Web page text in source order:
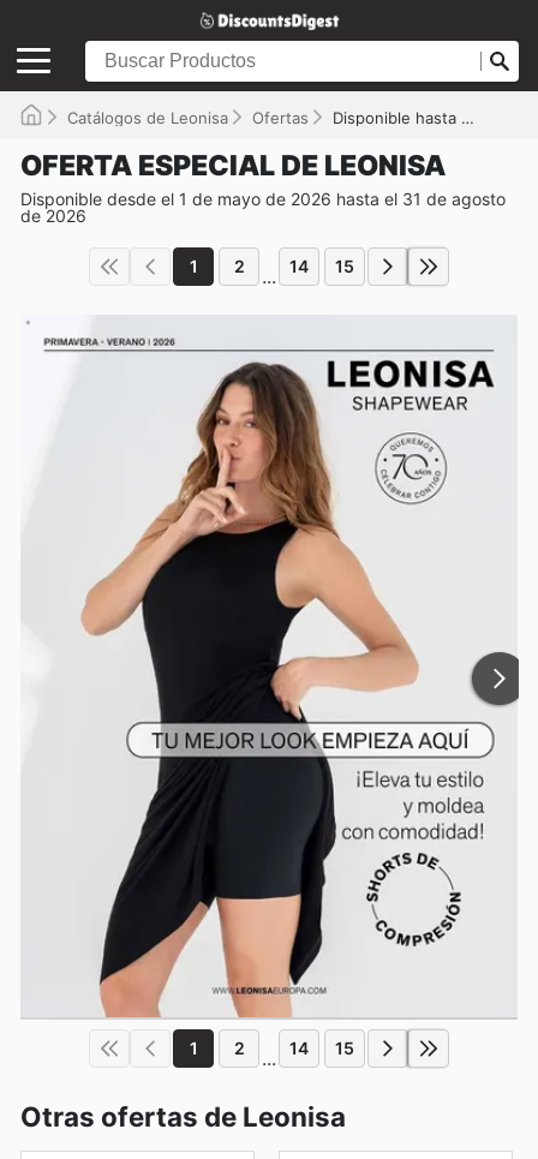
Catálogos de Leonisa Ofertas Disponible hasta el 31/08/2026
OFERTA ESPECIAL DE LEONISA
Disponible desde el 1 de mayo de 2026 hasta el 31 de agosto
de 2026
1 2 ... 14 15
1 2 ... 14 15
Otras ofertas de Leonisa